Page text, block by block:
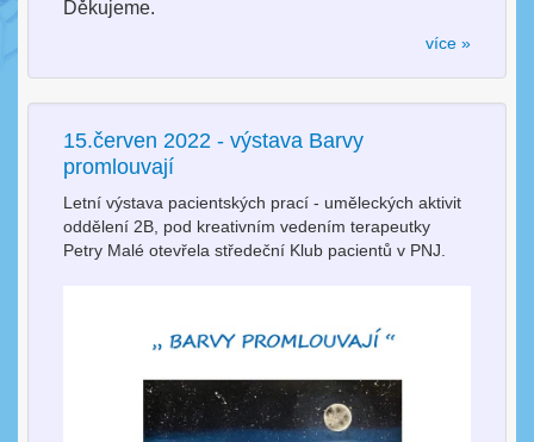
Děkujeme.
více »
15.červen 2022 - výstava Barvy
promlouvají
Letní výstava pacientských prací - uměleckých aktivit
oddělení 2B, pod kreativním vedením terapeutky
Petry Malé otevřela středeční Klub pacientů v PNJ.